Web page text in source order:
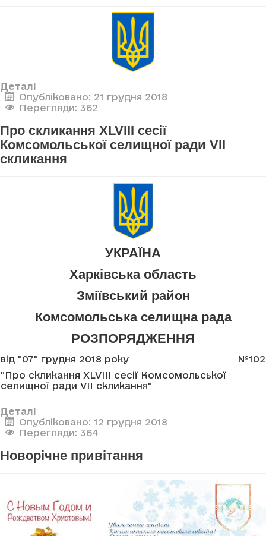
Деталі
Опубліковано: 21 грудня 2018
Перегляди: 362
Про скликання XLVIII сесії
Комсомольської селищної ради VII
скликання
УКРАЇНА
Харківська область
Зміївський район
Комсомольська селищна рада
РОЗПОРЯДЖЕННЯ
від "07" грудня 2018 року
"Про скликання XLVIII сесії Комсомольської
селищної ради VII скликання"
№102
Деталі
Опубліковано: 12 грудня 2018
Перегляди: 364
Новорічне привітання